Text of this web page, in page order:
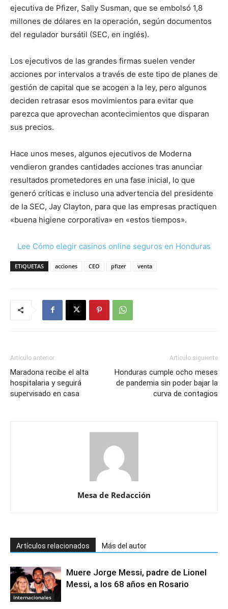
ejecutiva de Pfizer, Sally Susman, que se embolsó 1,8
millones de dólares en la operación, según documentos
del regulador bursátil (SEC, en inglés).
Los ejecutivos de las grandes firmas suelen vender
acciones por intervalos a través de este tipo de planes de
gestión de capital que se acogen a la ley, pero algunos
deciden retrasar esos movimientos para evitar que
parezca que aprovechan acontecimientos que disparan
sus precios.
Hace unos meses, algunos ejecutivos de Moderna
vendieron grandes cantidades acciones tras anunciar
resultados prometedores en una fase inicial, lo que
generó críticas e incluso una advertencia del presidente
de la SEC, Jay Clayton, para que las empresas practiquen
«buena higiene corporativa» en «estos tiempos».
Lee Cómo elegir casinos online seguros en Honduras
ETIQUETAS acciones CEO pfizer venta
Artículo anterior
Maradona recibe el alta
hospitalaria y seguirá
supervisado en casa
Artículo siguiente
Honduras cumple ocho meses
de pandemia sin poder bajar la
curva de contagios
Mesa de Redacción
Artículos relacionados Más del autor
Internacionales
Muere Jorge Messi, padre de Lionel
Messi, a los 68 años en Rosario